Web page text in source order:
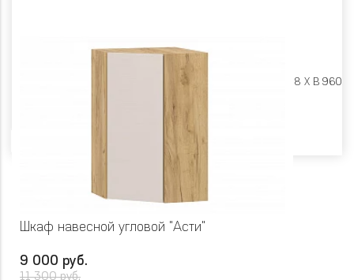
Ш 300 X Г 318 X В 960
Шкаф навесной угловой "Асти"
9 000 руб.
11 300 руб.